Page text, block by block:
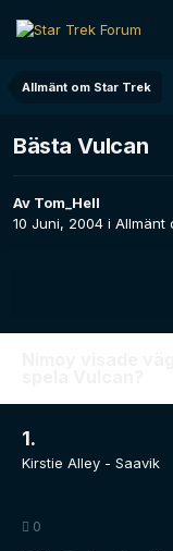
Allmänt om Star Trek
Bästa Vulcan
Av Tom_Hell
10 Juni, 2004 i Allmänt
1.
Kirstie Alley - Saavik
0